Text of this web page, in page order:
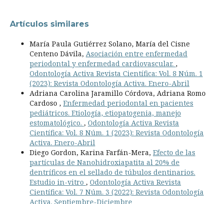
Artículos similares
María Paula Gutiérrez Solano, María del Cisne
Centeno Dávila, Asociación entre enfermedad
periodontal y enfermedad cardiovascular. ,
Odontología Activa Revista Científica: Vol. 8 Núm. 1
(2023): Revista Odontología Activa. Enero-Abril
Adriana Carolina Jaramillo Córdova, Adriana Romo
Cardoso , Enfermedad periodontal en pacientes
pediátricos. Etiología, etiopatogenia, manejo
estomatológico. , Odontología Activa Revista
Científica: Vol. 8 Núm. 1 (2023): Revista Odontología
Activa. Enero-Abril
Diego Gordon, Karina Farfán-Mera, Efecto de las
partículas de Nanohidroxiapatita al 20% de
dentríficos en el sellado de túbulos dentinarios.
Estudio in-vitro , Odontología Activa Revista
Científica: Vol. 7 Núm. 3 (2022): Revista Odontología
Activa. Septiembre-Diciembre